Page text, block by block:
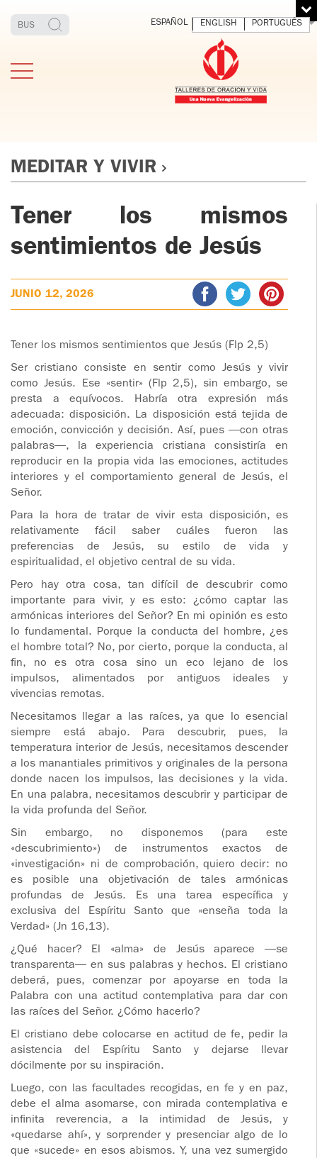
TOV ADULTOS
TOV JÓVENES
TOV
TOV NIÑOS
CURSO
MATRIMONIAL
ENCUENTRO DE
EXPERIENCIA DE
DIOS
CHARLAS Y
JORNADAS DE
EVANGELIZACIÓN
CÍRCULOS DE
ORACIÓN Y VIDA
FUNDADOR
PADRE
ORBEGOZO
OFM CAP.
HOMENAJE
IGNACIO
LARRAÑAGA
OBRA
PADRE
IGNACIO
LARRAÑAGA
LIBROS
VIDEOS
AUDIOS
MEDITAR
Y VIVIR
ESPAÑOL ENGLISH PORTUGUÊS
MEDITAR Y VIVIR
Tener los mismos
sentimientos de Jesús
JUNIO 12, 2026
Tener los mismos sentimientos que Jesús (Flp 2,5)
Ser cristiano consiste en sentir como Jesús y vivir
como Jesús. Ese «sentir» (Flp 2,5), sin embargo, se
presta a equívocos. Habría otra expresión más
adecuada: disposición. La disposición está tejida de
emoción, convicción y decisión. Así, pues —con otras
palabras—, la experiencia cristiana consistiría en
reproducir en la propia vida las emociones, actitudes
interiores y el comportamiento general de Jesús, el
Señor.
Para la hora de tratar de vivir esta disposición, es
relativamente fácil saber cuáles fueron las
preferencias de Jesús, su estilo de vida y
espiritualidad, el objetivo central de su vida.
Pero hay otra cosa, tan difícil de descubrir como
importante para vivir, y es esto: ¿cómo captar las
armónicas interiores del Señor? En mi opinión es esto
lo fundamental. Porque la conducta del hombre, ¿es
el hombre total? No, por cierto, porque la conducta, al
fin, no es otra cosa sino un eco lejano de los
impulsos, alimentados por antiguos ideales y
vivencias remotas.
Necesitamos llegar a las raíces, ya que lo esencial
siempre está abajo. Para descubrir, pues, la
temperatura interior de Jesús, necesitamos descender
a los manantiales primitivos y originales de la persona
donde nacen los impulsos, las decisiones y la vida.
En una palabra, necesitamos descubrir y participar de
la vida profunda del Señor.
Sin embargo, no disponemos (para este
«descubrimiento») de instrumentos exactos de
«investigación» ni de comprobación, quiero decir: no
es posible una objetivación de tales armónicas
profundas de Jesús. Es una tarea específica y
exclusiva del Espíritu Santo que «enseña toda la
Verdad» (Jn 16,13).
¿Qué hacer? El «alma» de Jesús aparece —se
transparenta— en sus palabras y hechos. El cristiano
deberá, pues, comenzar por apoyarse en toda la
Palabra con una actitud contemplativa para dar con
las raíces del Señor. ¿Cómo hacerlo?
El cristiano debe colocarse en actitud de fe, pedir la
asistencia del Espíritu Santo y dejarse llevar
dócilmente por su inspiración.
Luego, con las facultades recogidas, en fe y en paz,
debe el alma asomarse, con mirada contemplativa e
infinita reverencia, a la intimidad de Jesús, y
«quedarse ahí», y sorprender y presenciar algo de lo
que «sucede» en esos abismos. Y, una vez sumergido